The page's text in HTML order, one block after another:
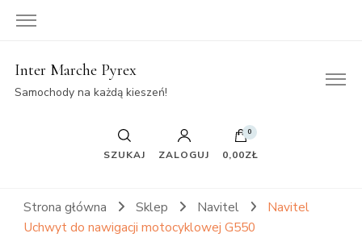
Inter Marche Pyrex
Samochody na każdą kieszeń!
SZUKAJ ZALOGUJ
0
0,00ZŁ
Strona główna Sklep Navitel
Navitel
Uchwyt do nawigacji motocyklowej G550